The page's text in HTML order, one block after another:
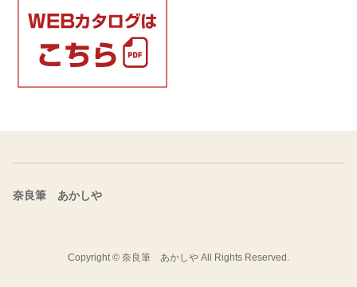
奈良筆 あかしや
Copyright © 奈良筆 あかしや All Rights Reserved.